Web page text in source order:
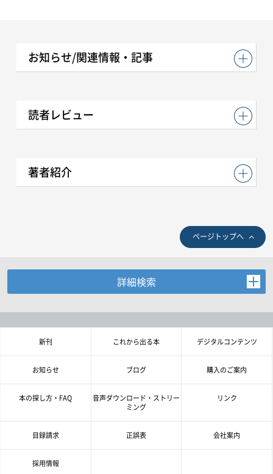
お知らせ/関連情報・記事
読者レビュー
著者紹介
ページトップへ
詳細検索
情報を入力、選択後検索ボタンを押してください。
言 語
新刊 これから出る本 デジタルコンテンツ
お知らせ ブログ 購入のご案内
本の探し方・FAQ
音声ダウンロード・ストリー
ミング
リンク
目録請求 正誤表 会社案内
採用情報